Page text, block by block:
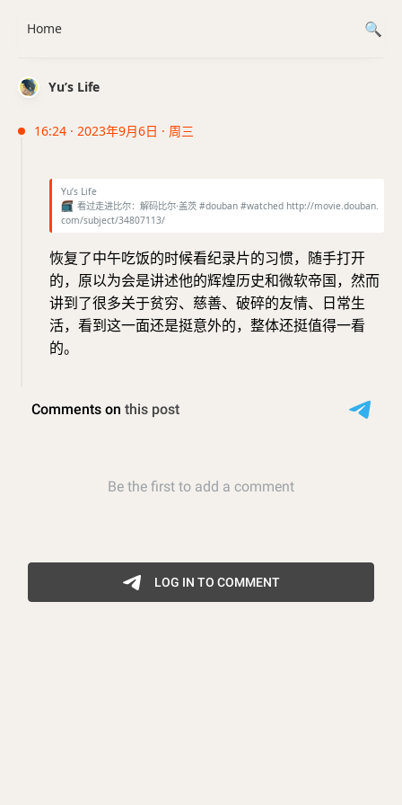
Yu’s Life
16:24 · 2023年9月6日 · 周三
Yu’s Life
📺 看过走进比尔：解码比尔·盖茨 #douban #watched http://movie.douban.
com/subject/34807113/
恢复了中午吃饭的时候看纪录片的习惯，随手打开
的，原以为会是讲述他的辉煌历史和微软帝国，然而
讲到了很多关于贫穷、慈善、破碎的友情、日常生
活，看到这一面还是挺意外的，整体还挺值得一看
的。
Home